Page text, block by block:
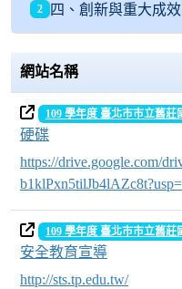
2 四、創新與重大成效
網站名稱
109 學年度 臺北市市立舊莊
硬碟
https://drive.google.com/
109 學年度 臺北市市立舊莊
安全教育宣導
http://sts.tp.edu.tw/